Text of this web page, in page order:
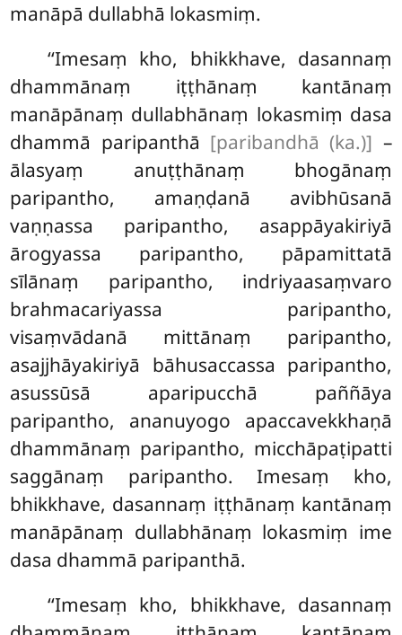
manāpā dullabhā lokasmiṃ.
‘‘Imesaṃ kho, bhikkhave, dasannaṃ
dhammānaṃ iṭṭhānaṃ kantānaṃ
manāpānaṃ dullabhānaṃ lokasmiṃ dasa
dhammā paripanthā [paribandhā (ka.)] –
ālasyaṃ anuṭṭhānaṃ bhogānaṃ
paripantho, amaṇḍanā avibhūsanā
vaṇṇassa paripantho, asappāyakiriyā
ārogyassa paripantho, pāpamittatā
sīlānaṃ paripantho, indriyaasaṃvaro
brahmacariyassa paripantho,
visaṃvādanā mittānaṃ paripantho,
asajjhāyakiriyā bāhusaccassa paripantho,
asussūsā aparipucchā paññāya
paripantho, ananuyogo apaccavekkhaṇā
dhammānaṃ paripantho, micchāpaṭipatti
saggānaṃ paripantho. Imesaṃ kho,
bhikkhave, dasannaṃ iṭṭhānaṃ kantānaṃ
manāpānaṃ dullabhānaṃ lokasmiṃ ime
dasa dhammā paripanthā.
‘‘Imesaṃ kho, bhikkhave, dasannaṃ